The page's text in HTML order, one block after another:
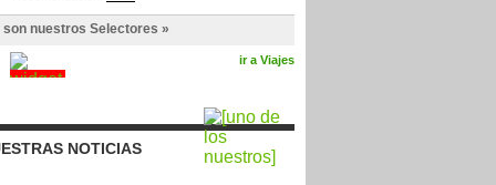
son nuestros Selectores »
ir a Viajes
NOTICIAS